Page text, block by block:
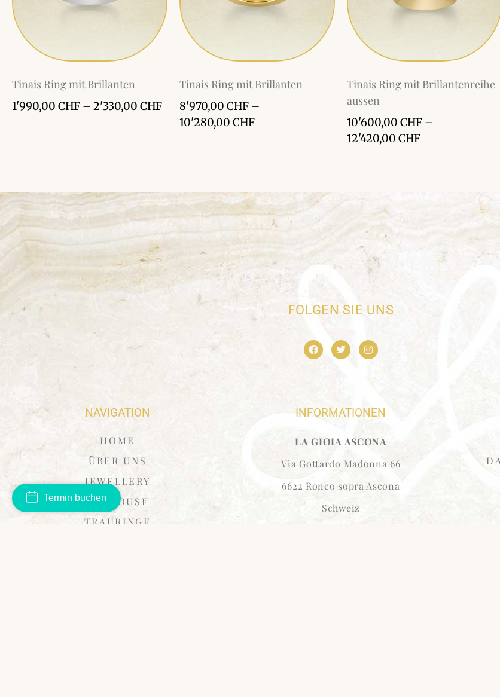
Tinais Ring mit Brillanten
1'990,00 CHF – 2'330,00 CHF
Tinais Ring mit Brillanten
8'970,00 CHF –
10'280,00 CHF
Tinais Ring mit Brillantenreihe
aussen
10'600,00 CHF –
12'420,00 CHF
FOLGEN SIE UNS
NAVIGATION
HOME
ÜBER UNS
JEWELLERY
ARTHOUSE
TRAURINGE
INFORMATIONEN
LA GIOIA ASCONA
Via Gottardo Madonna 66
6622 Ronco sopra Ascona
Schweiz
Termin buchen